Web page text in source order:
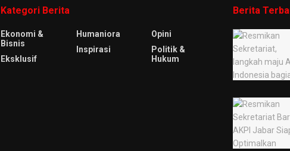
Kategori Berita
Ekonomi &
Bisnis
Eksklusif
Humaniora
Inspirasi
Opini
Politik &
Hukum
Berita